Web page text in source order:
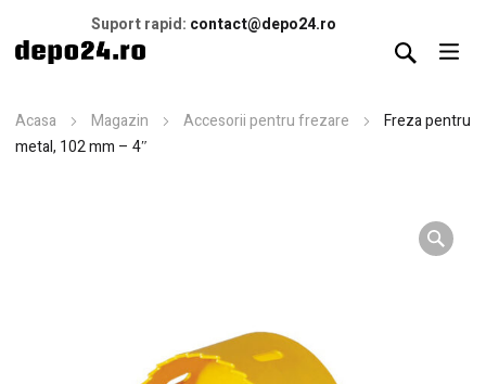
Suport rapid: contact@depo24.ro
Acasa Magazin Accesorii pentru frezare
Freza pentru
metal, 102 mm – 4″